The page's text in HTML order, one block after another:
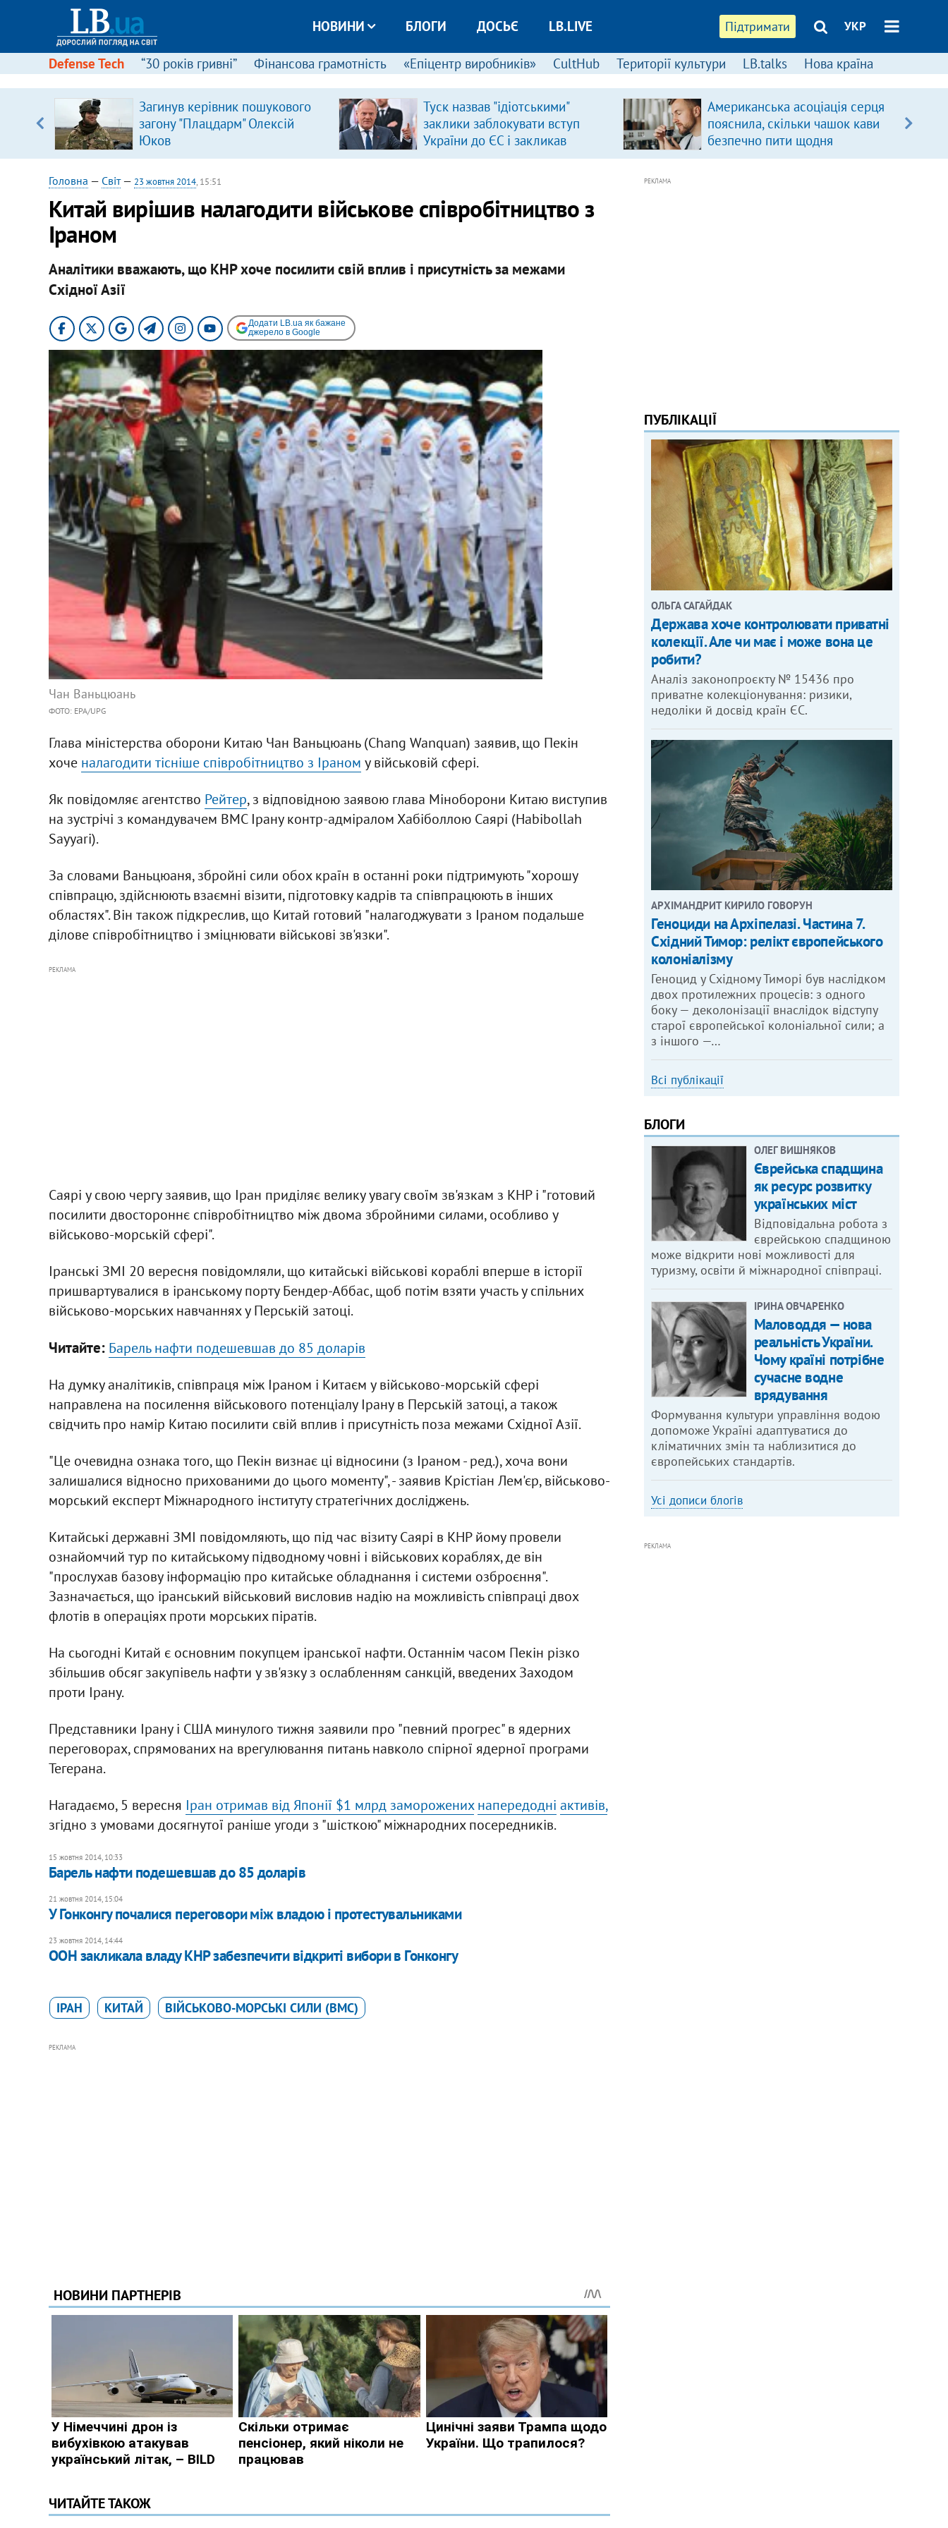
Підтримати УКР
НОВИНИ БЛОГИ ДОСЬЄ LB.LIVE
Defense Tech “30 років гривні” Фінансова грамотність «Епіцентр виробників» CultHub Території культури LB.talks Нова країна
Загинув керівник пошукового
загону "Плацдарм" Олексій
Юков
Туск назвав "ідіотськими"
заклики заблокувати вступ
України до ЄС і закликав
припинити антиукраїнську
Американська асоціація серця
пояснила, скільки чашок кави
безпечно пити щодня
Головна — Світ— 23 жовтня 2014, 15:51
Китай вирішив налагодити військове співробітництво з
Іраном
Аналітики вважають, що КНР хоче посилити свій вплив і присутність за межами
Східної Азії
Додати LB.ua як бажане
джерело в Google
Чан Ваньцюань
ФОТО: EPA/UPG
Глава міністерства оборони Китаю Чан Ваньцюань (Chang Wanquan) заявив, що Пекін
хоче налагодити тісніше співробітництво з Іраном у військовій сфері.
Як повідомляє агентство Рейтер, з відповідною заявою глава Міноборони Китаю виступив
на зустрічі з командувачем ВМС Ірану контр-адміралом Хабіболлою Саярі (Habibollah
Sayyari).
За словами Ваньцюаня, збройні сили обох країн в останні роки підтримують "хорошу
співпрацю, здійснюють взаємні візити, підготовку кадрів та співпрацюють в інших
областях". Він також підкреслив, що Китай готовий "налагоджувати з Іраном подальше
ділове співробітництво і зміцнювати військові зв'язки".
РЕКЛАМА
Саярі у свою чергу заявив, що Іран приділяє велику увагу своїм зв'язкам з КНР і "готовий
посилити двостороннє співробітництво між двома збройними силами, особливо у
військово-морській сфері".
Іранські ЗМІ 20 вересня повідомляли, що китайські військові кораблі вперше в історії
пришвартувалися в іранському порту Бендер-Аббас, щоб потім взяти участь у спільних
військово-морських навчаннях у Перській затоці.
Читайте: Барель нафти подешевшав до 85 доларів
На думку аналітиків, співпраця між Іраном і Китаєм у військово-морській сфері
направлена на посилення військового потенціалу Ірану в Перській затоці, а також
свідчить про намір Китаю посилити свій вплив і присутність поза межами Східної Азії.
"Це очевидна ознака того, що Пекін визнає ці відносини (з Іраном - ред.), хоча вони
залишалися відносно прихованими до цього моменту", - заявив Крістіан Лем'єр, військово-
морський експерт Міжнародного інституту стратегічних досліджень.
Китайські державні ЗМІ повідомляють, що під час візиту Саярі в КНР йому провели
ознайомчий тур по китайському підводному човні і військових кораблях, де він
"прослухав базову інформацію про китайське обладнання і системи озброєння".
Зазначається, що іранський військовий висловив надію на можливість співпраці двох
флотів в операціях проти морських піратів.
На сьогодні Китай є основним покупцем іранської нафти. Останнім часом Пекін різко
збільшив обсяг закупівель нафти у зв'язку з ослабленням санкцій, введених Заходом
проти Ірану.
Представники Ірану і США минулого тижня заявили про "певний прогрес" в ядерних
переговорах, спрямованих на врегулювання питань навколо спірної ядерної програми
Тегерана.
Нагадаємо, 5 вересня Іран отримав від Японії $1 млрд заморожених напередодні активів,
згідно з умовами досягнутої раніше угоди з "шісткою" міжнародних посередників.
15 жовтня 2014, 10:33
Барель нафти подешевшав до 85 доларів
21 жовтня 2014, 15:04
У Гонконгу почалися переговори між владою і протестувальниками
23 жовтня 2014, 14:44
ООН закликала владу КНР забезпечити відкриті вибори в Гонконгу
ІРАН КИТАЙ ВІЙСЬКОВО-МОРСЬКІ СИЛИ (ВМС)
РЕКЛАМА
ЧИТАЙТЕ ТАКОЖ
РЕКЛАМА
ПУБЛІКАЦІЇ
ОЛЬГА САГАЙДАК
Держава хоче контролювати приватні
колекції. Але чи має і може вона це
робити?
Аналіз законопроєкту № 15436 про
приватне колекціонування: ризики,
недоліки й досвід країн ЄС.
АРХІМАНДРИТ КИРИЛО ГОВОРУН
Геноциди на Архіпелазі. Частина 7.
Східний Тимор: релікт європейського
колоніалізму
Геноцид у Східному Тиморі був наслідком
двох протилежних процесів: з одного
боку — деколонізації внаслідок відступу
старої європейської колоніальної сили; а
з іншого —…
Всі публікації
БЛОГИ
ОЛЕГ ВИШНЯКОВ
Єврейська спадщина
як ресурс розвитку
українських міст
Відповідальна робота з
єврейською спадщиною
може відкрити нові можливості для
туризму, освіти й міжнародної співпраці.
ІРИНА ОВЧАРЕНКО
Маловоддя — нова
реальність України.
Чому країні потрібне
сучасне водне
врядування
Формування культури управління водою
допоможе Україні адаптуватися до
кліматичних змін та наблизитися до
європейських стандартів.
Усі дописи блогів
РЕКЛАМА